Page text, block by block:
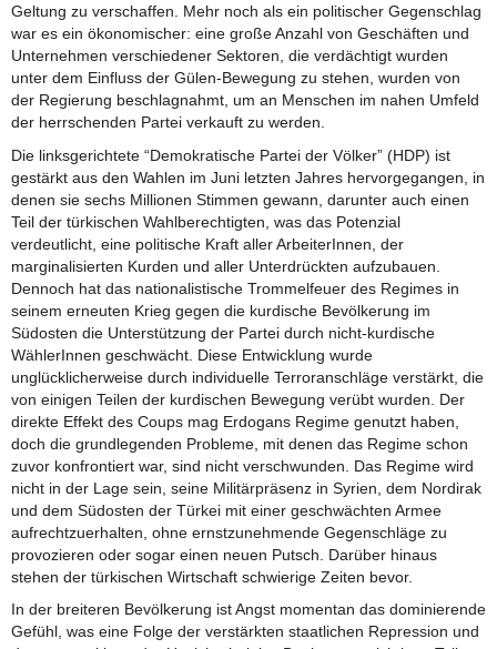
Geltung zu verschaffen. Mehr noch als ein politischer Gegenschlag
war es ein ökonomischer: eine große Anzahl von Geschäften und
Unternehmen verschiedener Sektoren, die verdächtigt wurden
unter dem Einfluss der Gülen-Bewegung zu stehen, wurden von
der Regierung beschlagnahmt, um an Menschen im nahen Umfeld
der herrschenden Partei verkauft zu werden.
Die linksgerichtete “Demokratische Partei der Völker” (HDP) ist
gestärkt aus den Wahlen im Juni letzten Jahres hervorgegangen, in
denen sie sechs Millionen Stimmen gewann, darunter auch einen
Teil der türkischen Wahlberechtigten, was das Potenzial
verdeutlicht, eine politische Kraft aller ArbeiterInnen, der
marginalisierten Kurden und aller Unterdrückten aufzubauen.
Dennoch hat das nationalistische Trommelfeuer des Regimes in
seinem erneuten Krieg gegen die kurdische Bevölkerung im
Südosten die Unterstützung der Partei durch nicht-kurdische
WählerInnen geschwächt. Diese Entwicklung wurde
unglücklicherweise durch individuelle Terroranschläge verstärkt, die
von einigen Teilen der kurdischen Bewegung verübt wurden. Der
direkte Effekt des Coups mag Erdogans Regime genutzt haben,
doch die grundlegenden Probleme, mit denen das Regime schon
zuvor konfrontiert war, sind nicht verschwunden. Das Regime wird
nicht in der Lage sein, seine Militärpräsenz in Syrien, dem Nordirak
und dem Südosten der Türkei mit einer geschwächten Armee
aufrechtzuerhalten, ohne ernstzunehmende Gegenschläge zu
provozieren oder sogar einen neuen Putsch. Darüber hinaus
stehen der türkischen Wirtschaft schwierige Zeiten bevor.
In der breiteren Bevölkerung ist Angst momentan das dominierende
Gefühl, was eine Folge der verstärkten staatlichen Repression und